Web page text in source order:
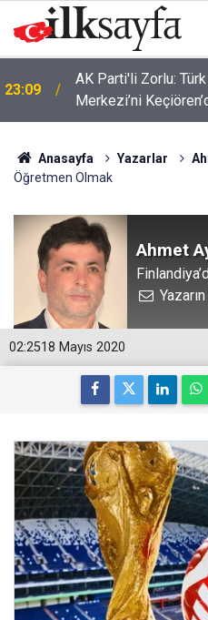
23:09
AK Parti'li Zorlu:
Merkezi’ni
Anasayfa Yazarlar
Öğretmen Olmak
Ahmet
02:2518 Mayıs 2020